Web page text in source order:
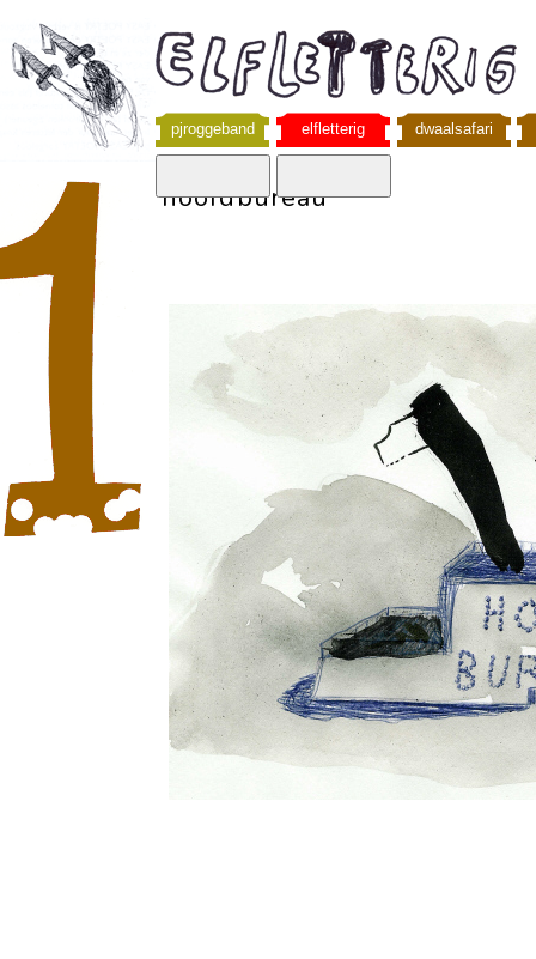
pjroggeband elfletterig dwaalsafari
hoofdbureau